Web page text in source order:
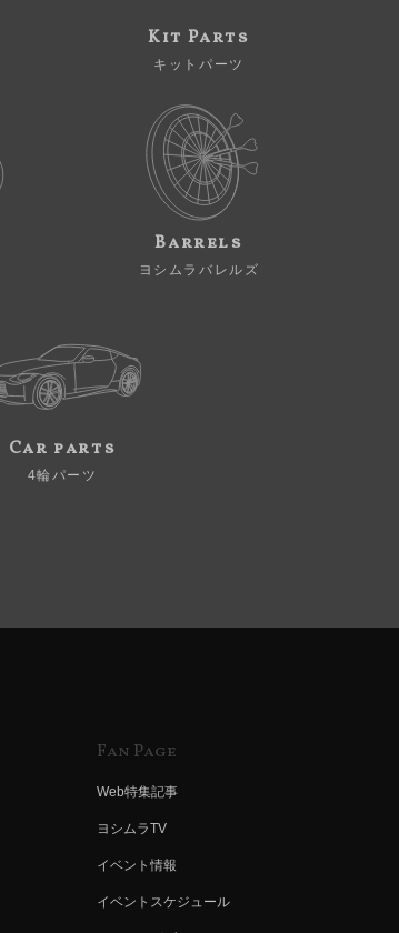
Kit Parts
キットパーツ
Barrels
ヨシムラバレルズ
Car parts
4輪パーツ
Fan Page
Web特集記事
ヨシムラTV
イベント情報
イベントスケジュール